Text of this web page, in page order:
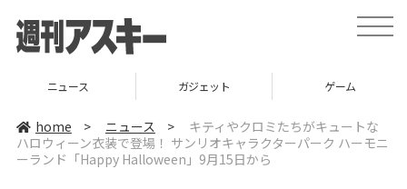
t
o
v
i
ニュース ガジェット ゲーム
home > ニュース >
キティやクロミたちがキュートな
ハロウィーン衣装で登場！ サンリオキャラクターパーク ハーモニ
ーランド「Happy Halloween」9月15日から